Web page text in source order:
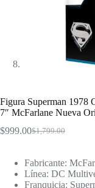
Figura Superman 1978
7″ McFarlane Nueva
$1,799.00
El
original
era:
$1,799.00.
$999.00El
actual
es:
$999.00.
Fabricante:
Línea: DC
Franquicia: